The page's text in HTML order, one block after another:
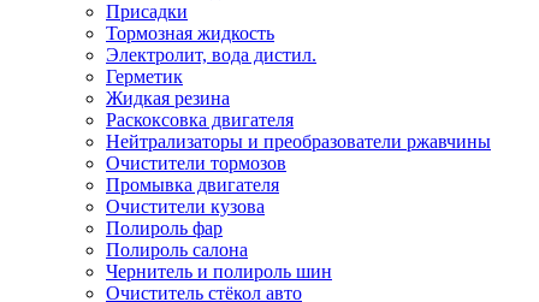
Присадки
Тормозная жидкость
Электролит, вода дистил.
Герметик
Жидкая резина
Раскоксовка двигателя
Нейтрализаторы и преобразователи ржавчины
Очистители тормозов
Промывка двигателя
Очистители кузова
Полироль фар
Полироль салона
Чернитель и полироль шин
Очиститель стёкол авто